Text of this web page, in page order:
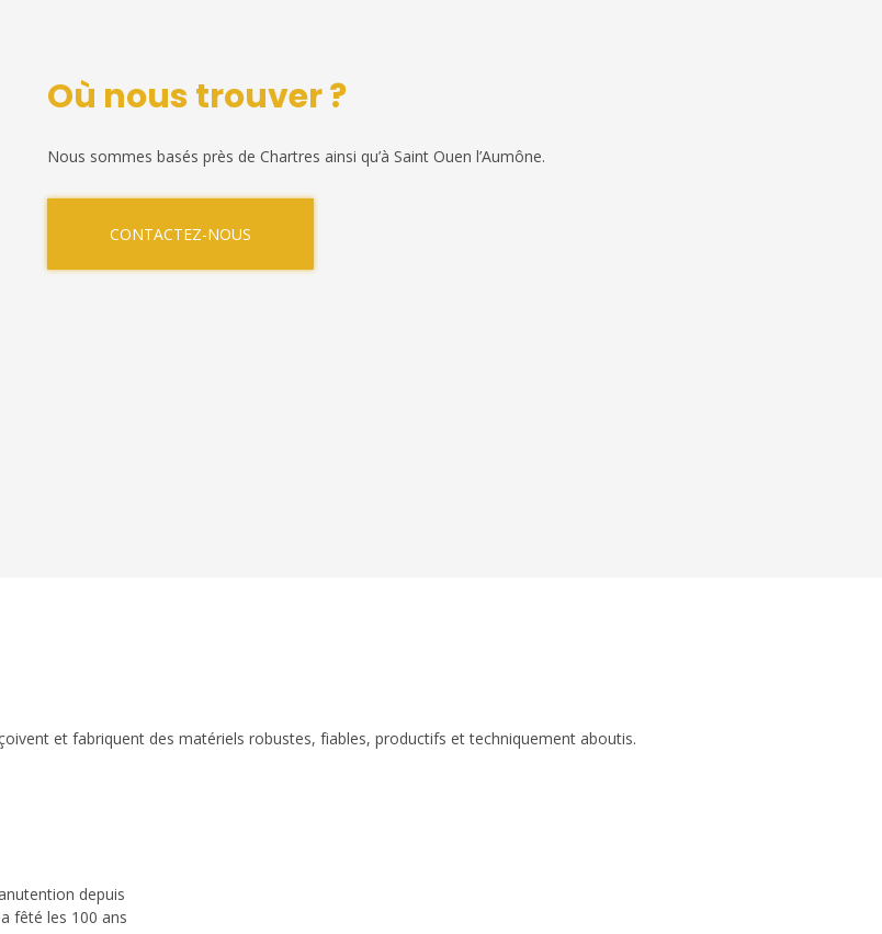
Où nous trouver ?
Nous sommes basés près de Chartres ainsi qu’à Saint Ouen l’Aumône.
CONTACTEZ-NOUS
et fabriquent des matériels robustes, fiables, productifs et techniquement aboutis.
depuis
fêté les 100 ans